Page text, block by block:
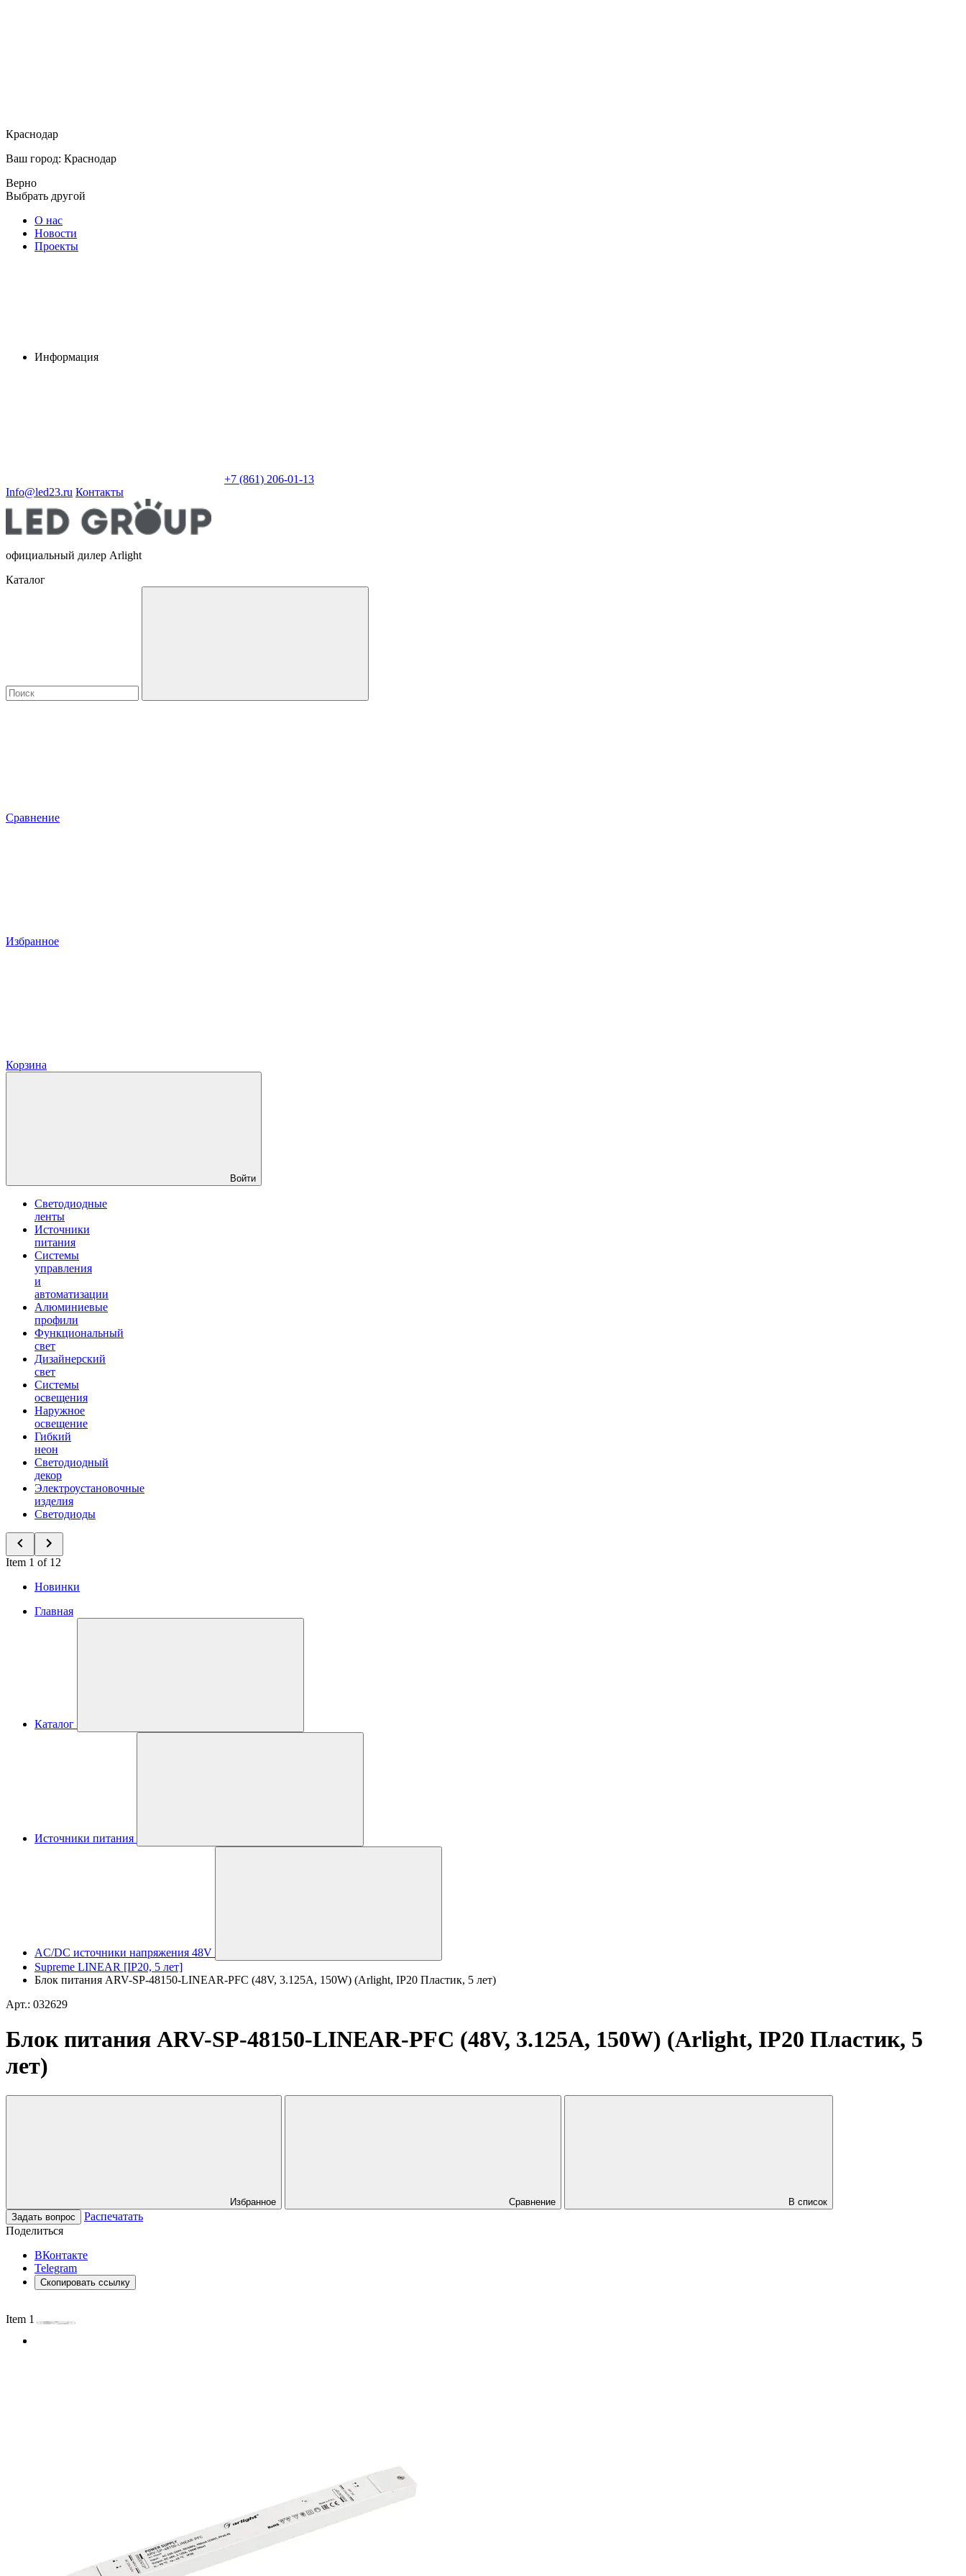
Краснодар
Ваш город: Краснодар
Верно
Выбрать другой
О нас
Новости
Проекты
Информация
+7 (861) 206-01-13
Info@led23.ru Контакты
официальный дилер Arlight
Каталог
Сравнение
Избранное
Корзина
Войти
Светодиодные
ленты
Источники
питания
Системы
управления
и
автоматизации
Алюминиевые
профили
Функциональный
свет
Дизайнерский
свет
Системы
освещения
Наружное
освещение
Гибкий
неон
Светодиодный
декор
Электроустановочные
изделия
Светодиоды
Item 1 of 12
Новинки
Главная
Каталог
Источники питания
AC/DC источники напряжения 48V
Supreme LINEAR [IP20, 5 лет]
Блок питания ARV-SP-48150-LINEAR-PFC (48V, 3.125A, 150W) (Arlight, IP20 Пластик, 5 лет)
Арт.: 032629
Блок питания ARV-SP-48150-LINEAR-PFC (48V, 3.125A, 150W) (Arlight, IP20 Пластик, 5
лет)
Избранное Сравнение
В список
Задать вопрос
Распечатать
Поделиться
ВКонтакте
Telegram
Скопировать ссылку
Item 1 of 2